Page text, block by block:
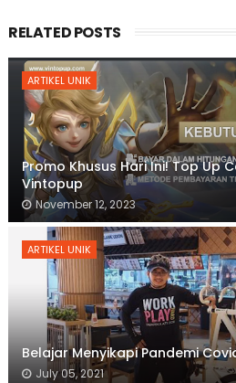
RELATED POSTS
ARTIKEL UNIK
Promo Khusus Hari Ini! Top Up
Vintopup
November 12, 2023
ARTIKEL UNIK
Belajar Menyikapi Pandemi
July 05, 2021